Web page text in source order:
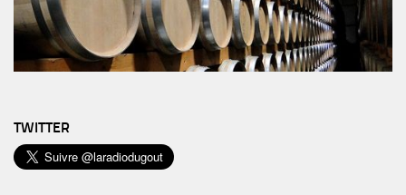
TWITTER